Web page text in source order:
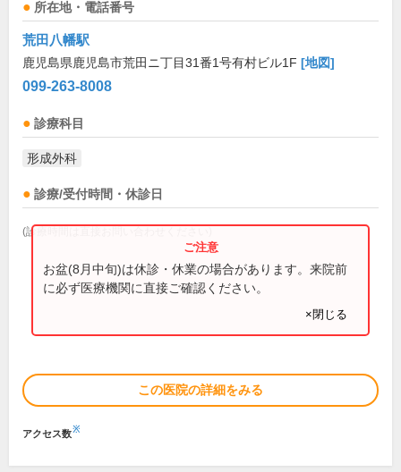
所在地・電話番号
荒田八幡駅
鹿児島県鹿児島市荒田ニ丁目31番1号有村ビル1F [地図]
099-263-8008
診療科目
形成外科
診療/受付時間・休診日
(診療時間は直接お問い合わせください)
お盆(8月中旬)は休診・休業の場合があります。来院前
に必ず医療機関に直接ご確認ください。
×閉じる
この医院の詳細をみる
アクセス数※